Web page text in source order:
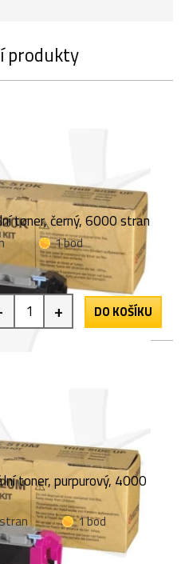
produkty
toner, černý, 6000 stran
1 bod
+ DO KOŠÍKU
toner, purpurový, 4000
1 bod